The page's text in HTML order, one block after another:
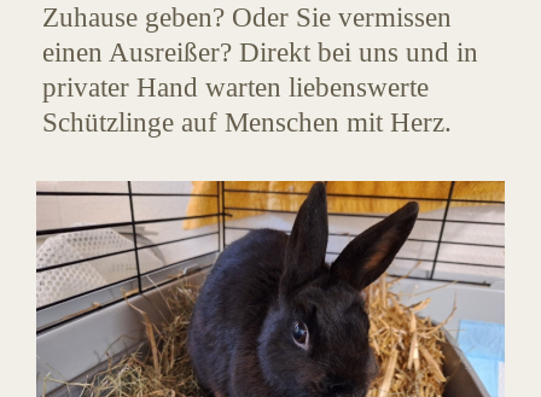
Zuhause geben? Oder Sie vermissen
einen Ausreißer? Direkt bei uns und in
privater Hand warten liebenswerte
Schützlinge auf Menschen mit Herz.